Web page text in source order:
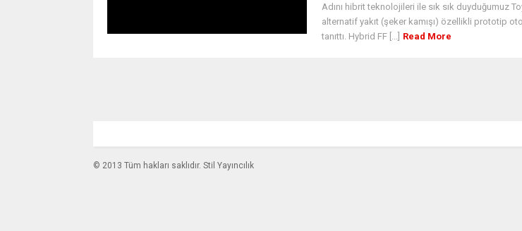
Adını hibrit teknolojileri ile sık sık duyduğumuz
alternatif yakıt (şeker kamışı) özellikli prototip
tanıttı. Hybrid FF [...] Read More
© 2013 Tüm hakları saklıdır. Stil Yayıncılık